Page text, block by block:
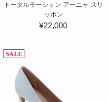
トータルモーション アーニャ スリ
ッポン
¥22,000